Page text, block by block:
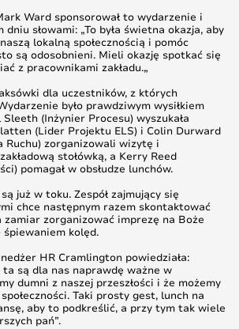
Ward sponsorował to wydarzenie i
słowami: „To była świetna okazja, aby
lokalną społecznością i pomóc
są odosobnieni. Mieli okazję spotkać się
z pracownikami zakładu.„
dla uczestników, z których
było prawdziwym wysiłkiem
Sleeth (Inżynier Procesu) wyszukała
(Lider Projektu ELS) i Colin Durward
Ruchu) zorganizowali wizytę i
stołówką, a Kerry Reed
pomagał w obsłudze lunchów.
już w toku. Zespół zajmujący się
chce następnym razem skontaktować
zamiar zorganizować imprezę na Boże
kolęd.
HR Cramlington powiedziała:
są dla nas naprawdę ważne w
dumni z naszej przeszłości i że możemy
Taki prosty gest, lunch na
aby to podkreślić, a przy tym tak wiele
pań”.